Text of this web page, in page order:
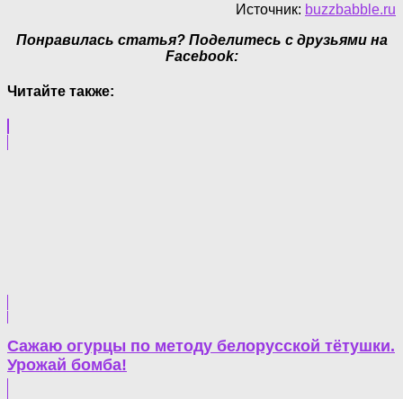
Источник: buzzbabble.ru
Понравилась статья? Поделитесь с друзьями на
Facebook:
Читайте также:
Сажаю огурцы по методу белорусской тётушки.
Урожай бомба!